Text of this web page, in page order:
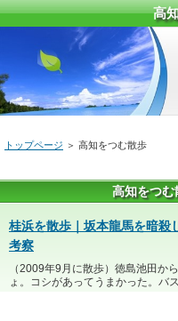
高
トップページ ＞ 高知をつむ散歩
高知をつむ
桂浜を散歩｜坂本龍馬を暗殺
考察
（2009年9月に散歩）徳島池田か
ょ。コシがあってうまかった。バ